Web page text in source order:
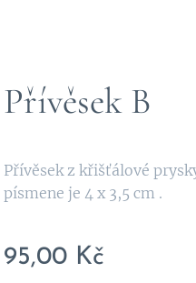
Přívěsek B
Přívěsek z křišťálové
písmene je 4 x 3,5 cm .
95,00 Kč